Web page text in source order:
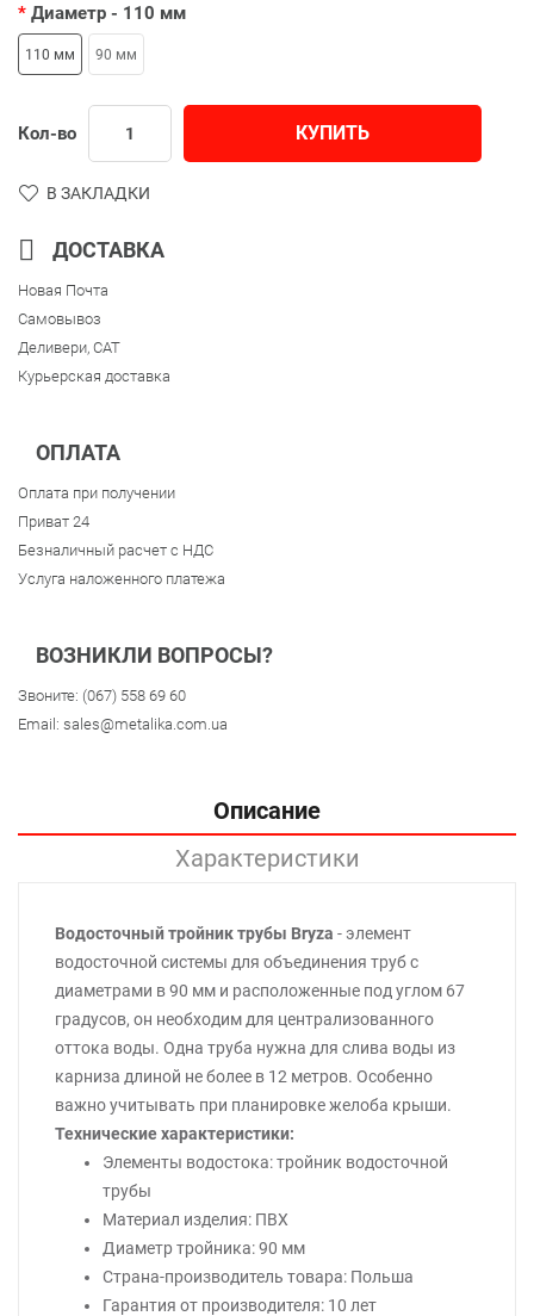
Диаметр - 110 мм
110 мм 90 мм
Кол-во КУПИТЬ
В ЗАКЛАДКИ
ДОСТАВКА
Новая Почта
Самовывоз
Деливери, CAT
Курьерская доставка
ОПЛАТА
Оплата при получении
Приват 24
Безналичный расчет с НДС
Услуга наложенного платежа
ВОЗНИКЛИ ВОПРОСЫ?
Звоните: (067) 558 69 60
Email: sales@metalika.com.ua
Описание
Характеристики
Водосточный тройник трубы Bryza - элемент
водосточной системы для объединения труб с
диаметрами в 90 мм и расположенные под углом 67
градусов, он необходим для централизованного
оттока воды. Одна труба нужна для слива воды из
карниза длиной не более в 12 метров. Особенно
важно учитывать при планировке желоба крыши.
Технические характеристики:
Элементы водостока: тройник водосточной
трубы
Материал изделия: ПВХ
Диаметр тройника: 90 мм
Страна-производитель товара: Польша
Гарантия от производителя: 10 лет